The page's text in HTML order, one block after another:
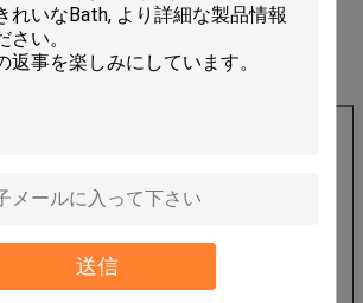
送信
井戸。
節可能な1~99min